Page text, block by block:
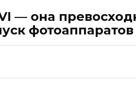
— она
фотоаппаратов